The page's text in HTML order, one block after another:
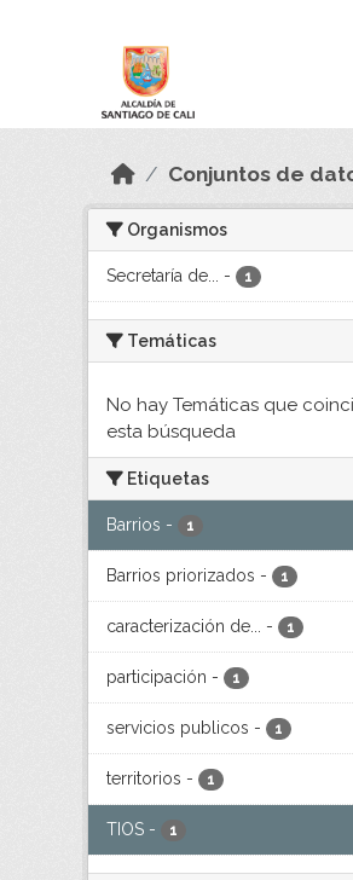
Conjuntos de
Organismos
Secretaría de... - 1
Temáticas
No hay Temáticas que
esta búsqueda
Etiquetas
Barrios - 1
Barrios priorizados - 1
caracterización de... - 1
participación - 1
servicios publicos - 1
territorios - 1
TIOS - 1